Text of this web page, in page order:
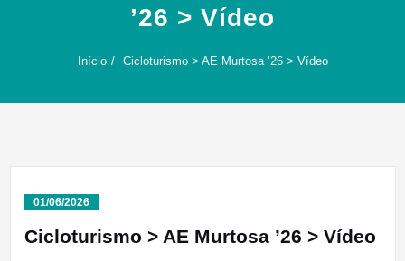
’26 > Vídeo
Início Cicloturismo > AE Murtosa ’26 > Vídeo
01/06/2026
Cicloturismo > AE Murtosa ’26 > Vídeo